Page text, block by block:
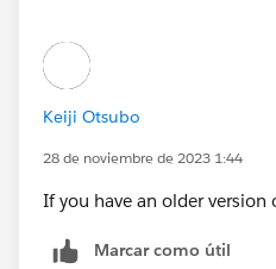
Keiji Otsubo
28 de noviembre de 2023 1:44
If you have an older
Marcar como útil